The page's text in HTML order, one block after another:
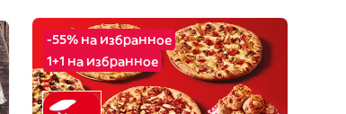
-55% на избранное
1+1 на избранное